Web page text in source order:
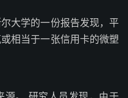
大学的一份报告发现，平
相当于一张信用卡的微塑